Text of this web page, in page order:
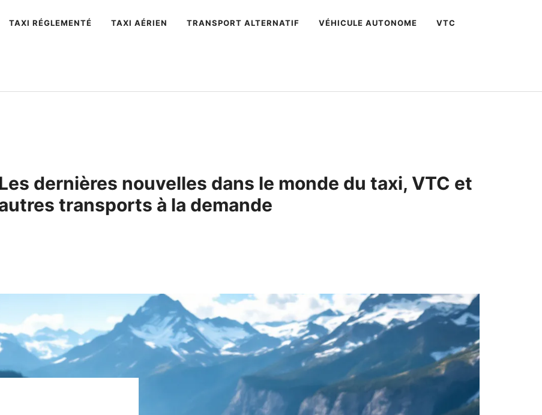
TAXI RÉGLEMENTÉ TAXI AÉRIEN TRANSPORT ALTERNATIF VÉHICULE AUTONOME VTC
dernières nouvelles dans le monde du taxi, VTC et
transports à la demande